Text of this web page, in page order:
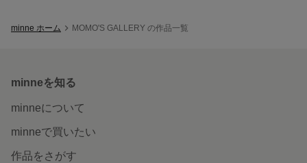
minne ホーム MOMO'S GALLERY の作品一覧
minneを知る
minneについて
minneで買いたい
作品をさがす